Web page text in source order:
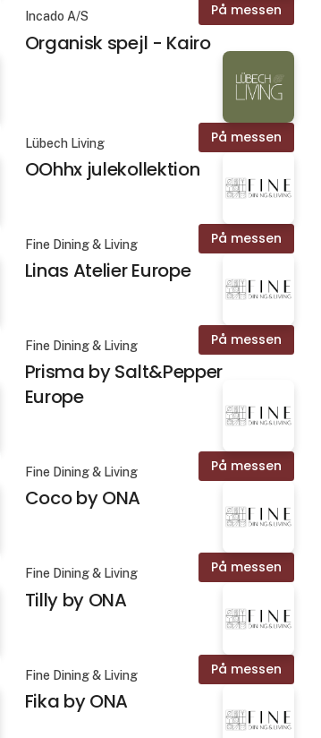
På messen
Incado A/S
Organisk spejl - Kairo
På messen
Lübech Living
OOhhx julekollektion
På messen
Fine Dining & Living
Linas Atelier Europe
På messen
Fine Dining & Living
Prisma by Salt&Pepper
Europe
På messen
Fine Dining & Living
Coco by ONA
På messen
Fine Dining & Living
Tilly by ONA
På messen
Fine Dining & Living
Fika by ONA